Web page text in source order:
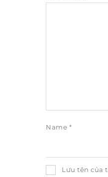
Name *
Lưu tên của